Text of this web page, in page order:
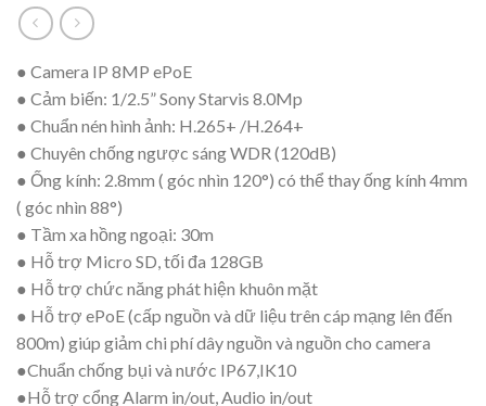
● Camera IP 8MP ePoE
● Cảm biến: 1/2.5” Sony Starvis 8.0Mp
● Chuẩn nén hình ảnh: H.265+ /H.264+
● Chuyên chống ngược sáng WDR (120dB)
● Ống kính: 2.8mm ( góc nhìn 120°) có thể thay ống kính 4mm
( góc nhìn 88°)
● Tầm xa hồng ngoại: 30m
● Hỗ trợ Micro SD, tối đa 128GB
● Hỗ trợ chức năng phát hiện khuôn mặt
● Hỗ trợ ePoE (cấp nguồn và dữ liệu trên cáp mạng lên đến
800m) giúp giảm chi phí dây nguồn và nguồn cho camera
●Chuẩn chống bụi và nước IP67,IK10
●Hỗ trợ cổng Alarm in/out, Audio in/out